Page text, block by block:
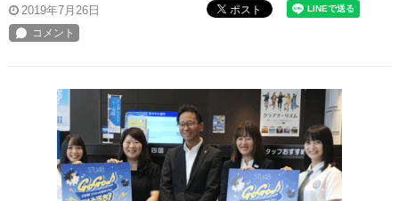
2019年7月26日 ポスト